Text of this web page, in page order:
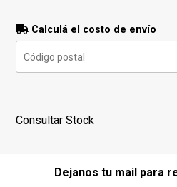
Calculá el costo de envío
Consultar Stock
Dejanos tu mail para